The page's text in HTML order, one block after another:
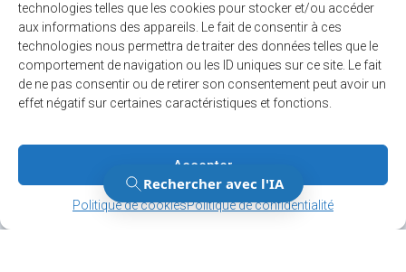
technologies telles que les cookies pour stocker et/ou accéder
aux informations des appareils. Le fait de consentir à ces
technologies nous permettra de traiter des données telles que le
comportement de navigation ou les ID uniques sur ce site. Le fait
de ne pas consentir ou de retirer son consentement peut avoir un
effet négatif sur certaines caractéristiques et fonctions.
Accepter
Politique de cookiesPolitique de confidentialité
Non classifié(e)
Politique
Règlements
Sports et loisirs
Gérer le consentement
Gérer le consentement